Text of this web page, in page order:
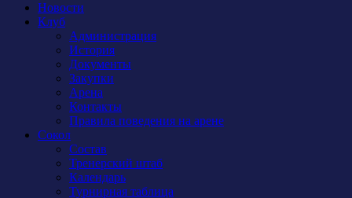
Новости
Клуб
Администрация
История
Документы
Закупки
Арена
Контакты
Правила поведения на арене
Сокол
Состав
Тренерский штаб
Календарь
Турнирная таблица